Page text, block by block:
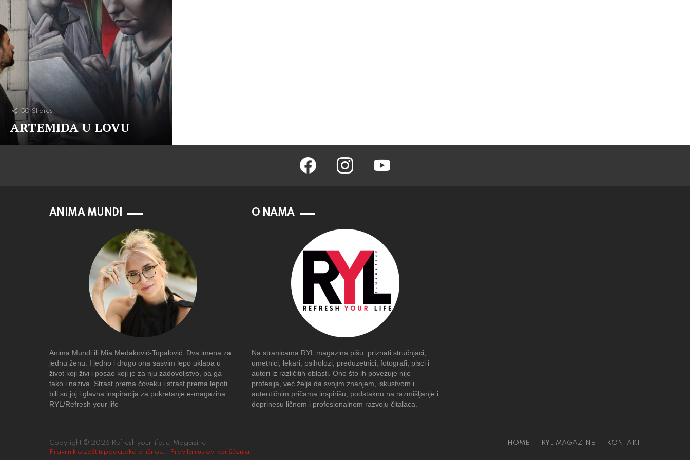
50 Shares
ARTEMIDA U LOVU
facebook instagram youtube
ANIMA MUNDI
Anima Mundi ili Mia Medaković-Topalović. Dva imena za
jednu ženu. I jedno i drugo ona sasvim lepo uklapa u
život koji živi i posao koji je za nju zadovoljstvo, pa ga
tako i naziva. Strast prema čoveku i strast prema lepoti
bili su joj i glavna inspiracija za pokretanje e-magazina
RYL/Refresh your life
O NAMA
Na stranicama RYL magazina pišu: priznati stručnjaci,
umetnici, lekari, psiholozi, preduzetnici, fotografi, pisci i
autori iz različitih oblasti. Ono što ih povezuje nije
profesija, već želja da svojim znanjem, iskustvom i
autentičnim pričama inspirišu, podstaknu na razmišljanje i
doprinesu ličnom i profesionalnom razvoju čitalaca.
Copyright © 2026 Refresh your life, e-Magazine.
Pravilnik o zaštiti podataka o ličnosti . Pravila i uslovi korišćenja .
HOME RYL MAGAZINE KONTAKT